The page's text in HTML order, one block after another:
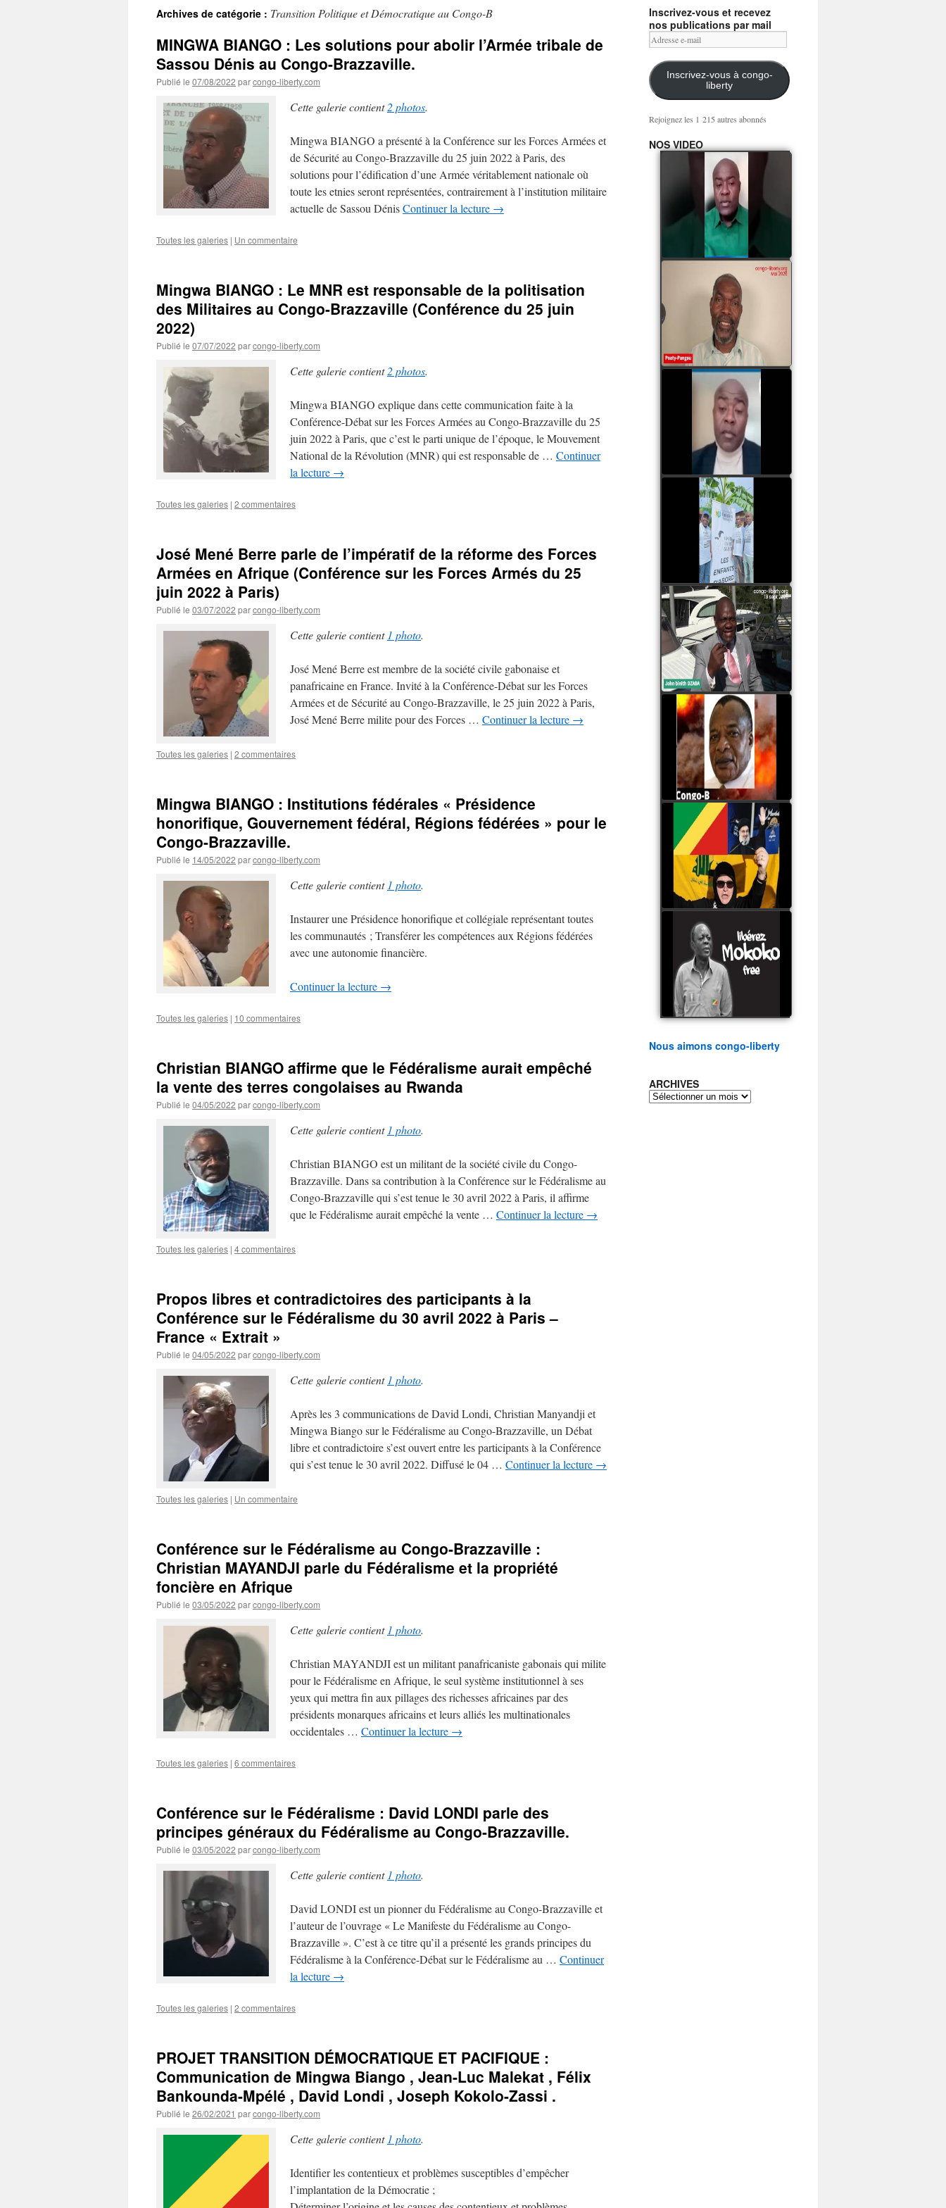
Archives de catégorie : Transition Politique et Démocratique au Congo-B
MINGWA BIANGO : Les solutions pour abolir l’Armée tribale de
Sassou Dénis au Congo-Brazzaville.
Publié le 07/08/2022 parcongo-liberty.com
Cette galerie contient2 photos.
Mingwa BIANGO a présenté à la Conférence sur les Forces Armées et
de Sécurité au Congo-Brazzaville du 25 juin 2022 à Paris, des
solutions pour l’édification d’une Armée véritablement nationale où
toute les etnies seront représentées, contrairement à l’institution militaire
actuelle de Sassou DénisContinuer la lecture →
Toutes les galeries | Un commentaire
Mingwa BIANGO : Le MNR est responsable de la politisation
des Militaires au Congo-Brazzaville (Conférence du 25 juin
2022)
Publié le 07/07/2022 parcongo-liberty.com
Cette galerie contient2 photos.
Mingwa BIANGO explique dans cette communication faite à la
Conférence-Débat sur les Forces Armées au Congo-Brazzaville du 25
juin 2022 à Paris, que c’est le parti unique de l’époque, le Mouvement
National de la Révolution (MNR) qui est responsable de … Continuer
la lecture →
Toutes les galeries | 2 commentaires
José Mené Berre parle de l’impératif de la réforme des Forces
Armées en Afrique (Conférence sur les Forces Armés du 25
juin 2022 à Paris)
Publié le 03/07/2022 parcongo-liberty.com
Cette galerie contient 1 photo.
José Mené Berre est membre de la société civile gabonaise et
panafricaine en France. Invité à la Conférence-Débat sur les Forces
Armées et de Sécurité au Congo-Brazzaville, le 25 juin 2022 à Paris,
José Mené Berre milite pour des Forces … Continuer la lecture →
Toutes les galeries | 2 commentaires
Mingwa BIANGO : Institutions fédérales « Présidence
honorifique, Gouvernement fédéral, Régions fédérées » pour le
Congo-Brazzaville.
Publié le 14/05/2022 parcongo-liberty.com
Cette galerie contient 1 photo.
Instaurer une Présidence honorifique et collégiale représentant toutes
les communautés ; Transférer les compétences aux Régions fédérées
avec une autonomie financière.
Continuer la lecture →
Toutes les galeries | 10 commentaires
Christian BIANGO affirme que le Fédéralisme aurait empêché
la vente des terres congolaises au Rwanda
Publié le 04/05/2022 parcongo-liberty.com
Cette galerie contient 1 photo.
Christian BIANGO est un militant de la société civile du Congo-
Brazzaville. Dans sa contribution à la Conférence sur le Fédéralisme au
Congo-Brazzaville qui s’est tenue le 30 avril 2022 à Paris, il affirme
que le Fédéralisme aurait empêché la vente … Continuer la lecture →
Toutes les galeries | 4 commentaires
Propos libres et contradictoires des participants à la
Conférence sur le Fédéralisme du 30 avril 2022 à Paris –
France « Extrait »
Publié le 04/05/2022 parcongo-liberty.com
Cette galerie contient 1 photo.
Après les 3 communications de David Londi, Christian Manyandji et
Mingwa Biango sur le Fédéralisme au Congo-Brazzaville, un Débat
libre et contradictoire s’est ouvert entre les participants à la Conférence
qui s’est tenue le 30 avril 2022. Diffusé le 04 … Continuer la lecture →
Toutes les galeries | Un commentaire
Conférence sur le Fédéralisme au Congo-Brazzaville :
Christian MAYANDJI parle du Fédéralisme et la propriété
foncière en Afrique
Publié le 03/05/2022 parcongo-liberty.com
Cette galerie contient 1 photo.
Christian MAYANDJI est un militant panafricaniste gabonais qui milite
pour le Fédéralisme en Afrique, le seul système institutionnel à ses
yeux qui mettra fin aux pillages des richesses africaines par des
présidents monarques africains et leurs alliés les multinationales
occidentales … Continuer la lecture →
Toutes les galeries | 6 commentaires
Conférence sur le Fédéralisme : David LONDI parle des
principes généraux du Fédéralisme au Congo-Brazzaville.
Publié le 03/05/2022 parcongo-liberty.com
Cette galerie contient 1 photo.
David LONDI est un pionner du Fédéralisme au Congo-Brazzaville et
l’auteur de l’ouvrage « Le Manifeste du Fédéralisme au Congo-
Brazzaville ». C’est à ce titre qu’il a présenté les grands principes du
Fédéralisme à la Conférence-Débat sur le Fédéralisme au … Continuer
la lecture →
Toutes les galeries | 2 commentaires
PROJET TRANSITION DÉMOCRATIQUE ET PACIFIQUE :
Communication de Mingwa Biango , Jean-Luc Malekat , Félix
Bankounda-Mpélé , David Londi , Joseph Kokolo-Zassi .
Publié le 26/02/2021 parcongo-liberty.com
Cette galerie contient 1 photo.
Identifier les contentieux et problèmes susceptibles d’empêcher
l’implantation de la Démocratie ;
Inscrivez-vous et recevez
nos publications par mail
Adresse
e-
mail
Inscrivez-vous à congo-
liberty
Rejoignez les 1 215 autres abonnés
NOS VIDEO
Mingwa BIANGO : Ni
les mercenaires russes,
ni la garde présidentielle
ne mourront pour
Sassou Denis
watch video
POATY PANGOU
parle de la coquille vide
Collinet Makosso, des
assassinats des jeunes
par Serge OBOA
watch video
Sassou Nguesso est
revenu au pouvoir par
les armes, il ne quittera
le pouvoir que par la
force
watch video
watch video
John Binith Dzaba
s'exprime sur le voyage
de Rodrigue Malanda
Samba à Paris
watch video
Poaty Pangou La
Conférence des ethnies
est la seule solution pour
éviter la scission du
Congo B
watch video
Les liaisons dangereuses
du clan Sassou Nguesso
avec le Hezbollah
watch video
Le Général Mokoko est
l'unique légitimité
présidentielle du peuple
congolais
watch video
Nous aimons congo-liberty
ARCHIVES
ARCHIVES